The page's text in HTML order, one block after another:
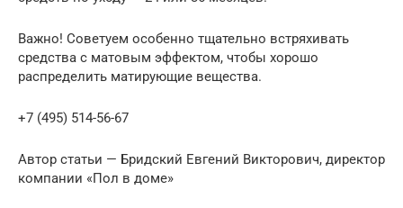
Важно! Советуем особенно тщательно встряхивать
средства с матовым эффектом, чтобы хорошо
распределить матирующие вещества.
+7 (495) 514-56-67
Автор статьи — Бридский Евгений Викторович, директор
компании «Пол в доме»